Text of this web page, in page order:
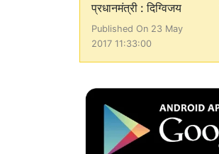
प्रधानमंत्री : दिग्विजय
Published On 23 May
2017 11:33:00